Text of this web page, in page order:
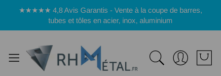
★★★★★ 4,8 Avis Garantis - Vente à la coupe de barres,
tubes et tôles en acier, inox, aluminium